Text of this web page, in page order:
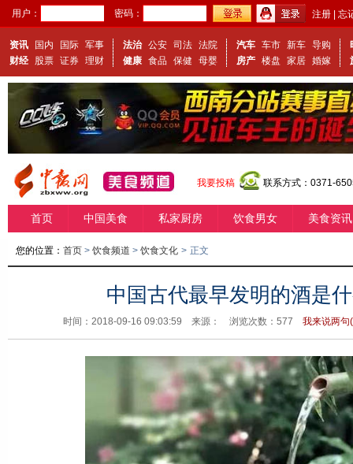
用户： 密码： 注册 忘
资讯 国内 国际 军事
财经
股票 证券 理财
法治 公安 司法 法院
健康 食品 保健 母婴
汽车 车市 新车 导购
房产 楼盘 家居 婚嫁
我要投稿 联系方式：0371-
首页 中国美食 私家厨房 饮食男女 美食资讯
您的位置： 首页 > 饮食频道 > 饮食文化 > 正文
中国古代最早发明的酒是
时间：2018-09-16 09:03:59 来源： 浏览次数： 577 我来说两句(